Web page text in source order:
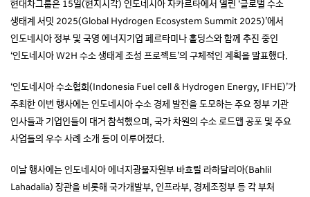
현대차그룹은 15일(현지시각) 인도네시아 자카르타에서 열린 ‘글로벌 수소
생태계 서밋 2025(Global Hydrogen Ecosystem Summit 2025)’에서
인도네시아 정부 및 국영 에너지기업 페르타미나 홀딩스와 함께 추진 중인
‘인도네시아 W2H 수소 생태계 조성 프로젝트’의 구체적인 계획을 발표했다.
‘인도네시아 수소협회(Indonesia Fuel cell & Hydrogen Energy, IFHE)’가
주최한 이번 행사에는 인도네시아 수소 경제 발전을 도모하는 주요 정부 기관
인사들과 기업인들이 대거 참석했으며, 국가 차원의 수소 로드맵 공포 및 주요
사업들의 우수 사례 소개 등이 이루어졌다.
이날 행사에는 인도네시아 에너지광물자원부 바흐릴 라하달리아(Bahlil
Lahadalia) 장관을 비롯해 국가개발부, 인프라부, 경제조정부 등 각 부처